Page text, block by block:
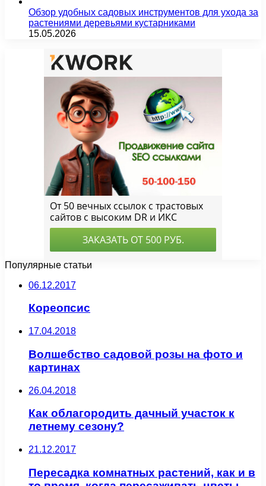
Обзор удобных садовых инструментов для ухода за
растениями деревьями кустарниками
15.05.2026
Популярные статьи
06.12.2017
Кореопсис
17.04.2018
Волшебство садовой розы на фото и
картинах
26.04.2018
Как облагородить дачный участок к
летнему сезону?
21.12.2017
Пересадка комнатных растений, как и в